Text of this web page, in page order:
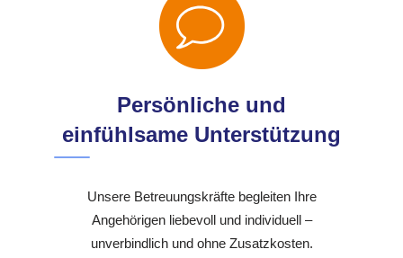
Persönliche und
einfühlsame Unterstützung
Unsere Betreuungskräfte begleiten Ihre
Angehörigen liebevoll und individuell –
unverbindlich und ohne Zusatzkosten.